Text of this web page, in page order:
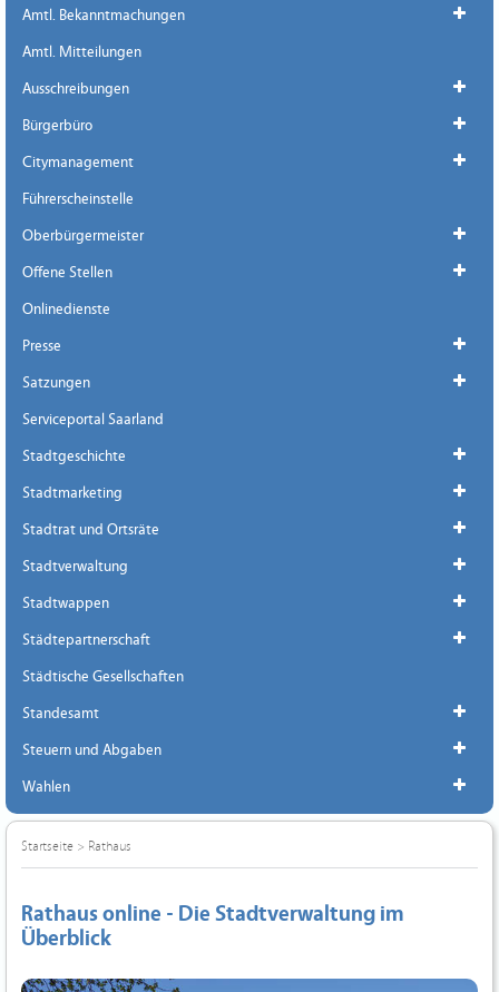
Amtl. Bekanntmachungen
Amtl. Mitteilungen
Ausschreibungen
Bürgerbüro
Citymanagement
Führerscheinstelle
Oberbürgermeister
Offene Stellen
Onlinedienste
Presse
Satzungen
Serviceportal Saarland
Stadtgeschichte
Stadtmarketing
Stadtrat und Ortsräte
Stadtverwaltung
Stadtwappen
Städtepartnerschaft
Städtische Gesellschaften
Standesamt
Steuern und Abgaben
Wahlen
Startseite > Rathaus
Rathaus online - Die Stadtverwaltung im
Überblick